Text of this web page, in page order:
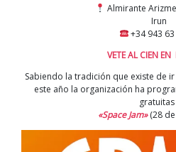
Almirante
Irun
+34 943
VETE AL CIEN
Sabiendo la tradición que existe de
este año la organización ha
gratuitas
«Space Jam»(28